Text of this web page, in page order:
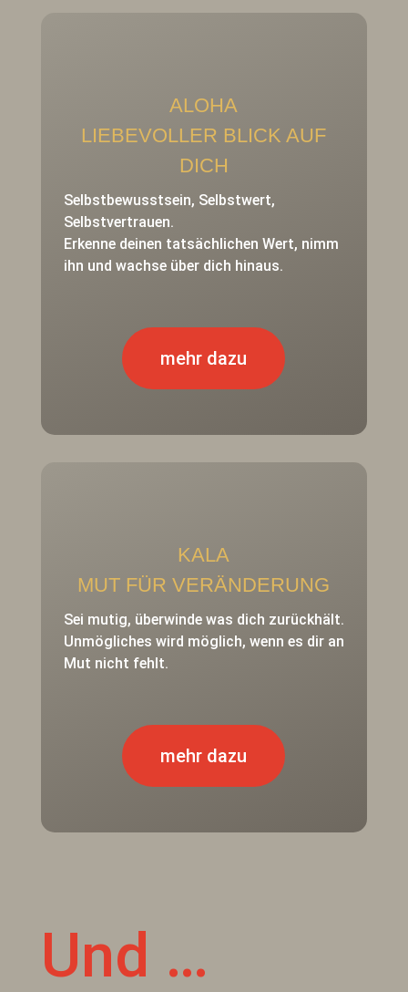
ALOHA
LIEBEVOLLER BLICK AUF
DICH
Selbstbewusstsein, Selbstwert,
Selbstvertrauen.
Erkenne deinen tatsächlichen Wert, nimm
ihn und wachse über dich hinaus.
mehr dazu
KALA
MUT FÜR VERÄNDERUNG
Sei mutig, überwinde was dich zurückhält.
Unmögliches wird möglich, wenn es dir an
Mut nicht fehlt.
mehr dazu
Und …